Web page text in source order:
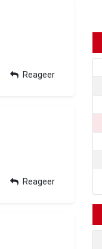
Reageer
Reageer